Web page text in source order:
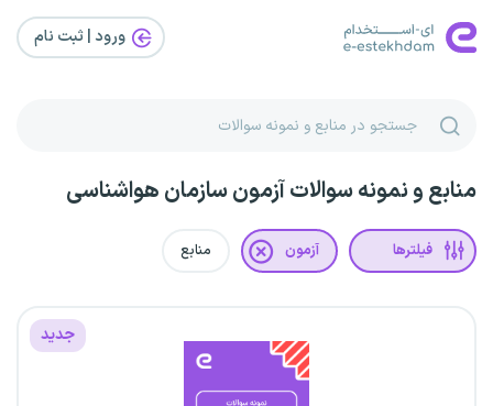
ورود | ثبت‌ نام
منابع و نمونه سوالات آزمون سازمان هواشناسی
فیلترها آزمون منابع
جدید